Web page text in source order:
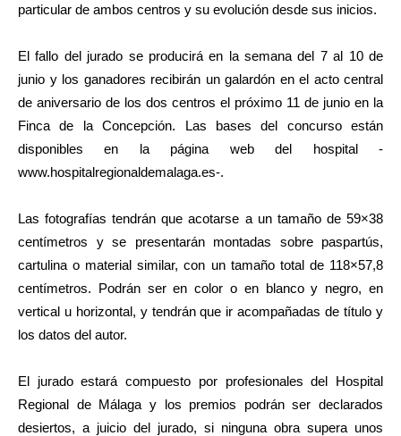
particular de ambos centros y su evolución desde sus inicios.
El fallo del jurado se producirá en la semana del 7 al 10 de
junio y los ganadores recibirán un galardón en el acto central
de aniversario de los dos centros el próximo 11 de junio en la
Finca de la Concepción. Las bases del concurso están
disponibles en la página web del hospital -
www.hospitalregionaldemalaga.es-.
Las fotografías tendrán que acotarse a un tamaño de 59×38
centímetros y se presentarán montadas sobre paspartús,
cartulina o material similar, con un tamaño total de 118×57,8
centímetros. Podrán ser en color o en blanco y negro, en
vertical u horizontal, y tendrán que ir acompañadas de título y
los datos del autor.
El jurado estará compuesto por profesionales del Hospital
Regional de Málaga y los premios podrán ser declarados
desiertos, a juicio del jurado, si ninguna obra supera unos